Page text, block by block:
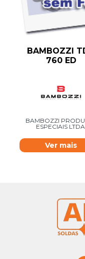
BAMBOZZI
760 ED
BAMBOZZI
ESPECIAIS LTDA
Ver mais